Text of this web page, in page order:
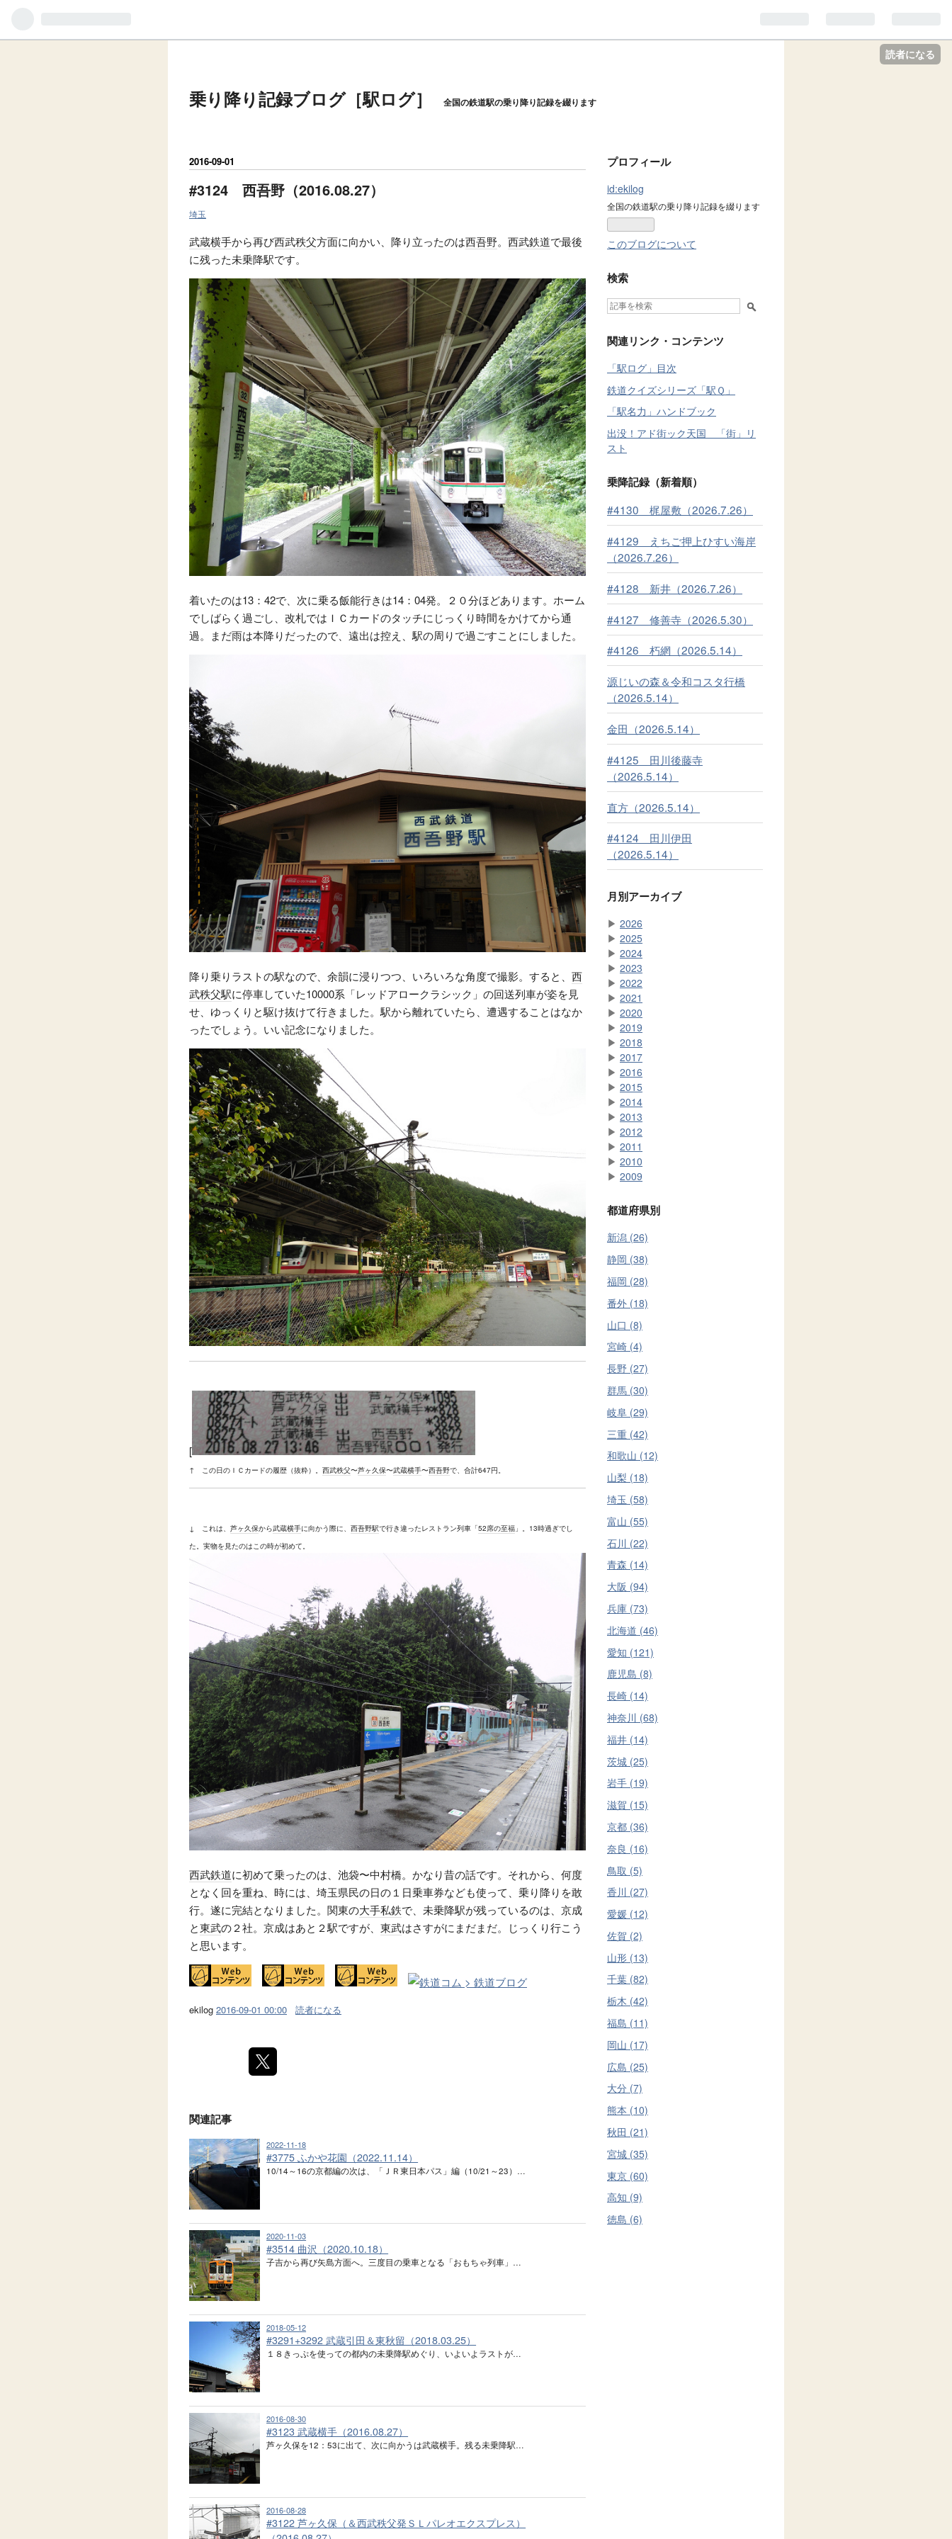
読者になる
乗り降り記録ブログ［駅ログ］ 全国の鉄道駅の乗り降り記録を綴ります
2016-09-01
#3124 西吾野（2016.08.27）
埼玉
武蔵横手から再び西武秩父方面に向かい、降り立ったのは西吾野。 西武鉄道で最後
に残った未乗降駅です。
着いたのは13：42で、次に乗る飯能行きは14：04発。２０分ほどあります。ホーム
でしばらく過ごし、改札ではＩＣカードのタッチにじっくり時間をかけてから通
過。まだ雨は本降りだったので、遠出は控え、駅の周りで過ごすことにしました。
降り乗りラストの駅なので、余韻に浸りつつ、いろいろな角度で撮影。すると、 西
武秩父駅に停車していた10000系「レッドアロークラシック」の回送列車が姿を見
せ、ゆっくりと駆け抜けて行きました。駅から離れていたら、遭遇することはなか
ったでしょう。いい記念になりました。
[
↑ この日のＩＣカードの履歴（抜粋）。 西武秩父〜芦ヶ久保〜武蔵横手〜西吾野で、合計647円。
↓ これは、 芦ヶ久保から武蔵横手に向かう際に、 西吾野駅で行き違ったレストラン列車「52席の至福 」。13時過ぎでし
た。実物を見たのはこの時が初めて。
西武鉄道に初めて乗ったのは、池袋〜中村橋。かなり昔の話です。それから、何度
となく回を重ね、時には、埼玉県民の日の１日乗車券なども使って、乗り降りを敢
行。遂に完結となりました。関東の大手私鉄で、未乗降駅が残っているのは、京成
と東武の２社。京成はあと２駅ですが、 東武はさすがにまだまだ。じっくり行こう
と思います。
ekilog 2016-09-01 00:00 読者になる
関連記事
2022-11-18
#3775 ふかや花園（2022.11.14）
10/14～16の京都編の次は、「ＪＲ東日本パス」編（10/21～23）…
2020-11-03
#3514 曲沢（2020.10.18）
子吉から再び矢島方面へ。三度目の乗車となる「おもちゃ列車」…
2018-05-12
#3291+3292 武蔵引田＆東秋留（2018.03.25）
１８きっぷを使っての都内の未乗降駅めぐり、いよいよラストが…
2016-08-30
#3123 武蔵横手（2016.08.27）
芦ヶ久保を12：53に出て、次に向かうは武蔵横手。残る未乗降駅…
2016-08-28
#3122 芦ヶ久保（＆西武秩父発ＳＬパレオエクスプレス）
プロフィール
id:ekilog
全国の鉄道駅の乗り降り記録を綴ります
このブログについて
検索
関連リンク・コンテンツ
「駅ログ」目次
鉄道クイズシリーズ「駅Ｑ」
「駅名力」ハンドブック
出没！アド街ック天国 「街」リ
スト
乗降記録（新着順）
#4130 梶屋敷（2026.7.26）
#4129 えちご押上ひすい海岸
（2026.7.26）
#4128 新井（2026.7.26）
#4127 修善寺（2026.5.30）
#4126 朽網（2026.5.14）
源じいの森＆令和コスタ行橋
（2026.5.14）
金田（2026.5.14）
#4125 田川後藤寺
（2026.5.14）
直方（2026.5.14）
#4124 田川伊田
（2026.5.14）
月別アーカイブ
▶ 2026
▶ 2025
▶ 2024
▶ 2023
▶ 2022
▶ 2021
▶ 2020
▶ 2019
▶ 2018
▶ 2017
▶ 2016
▶ 2015
▶ 2014
▶ 2013
▶ 2012
▶ 2011
▶ 2010
▶ 2009
都道府県別
新潟 (26)
静岡 (38)
福岡 (28)
番外 (18)
山口 (8)
宮崎 (4)
長野 (27)
群馬 (30)
岐阜 (29)
三重 (42)
和歌山 (12)
山梨 (18)
埼玉 (58)
富山 (55)
石川 (22)
青森 (14)
大阪 (94)
兵庫 (73)
北海道 (46)
愛知 (121)
鹿児島 (8)
長崎 (14)
神奈川 (68)
福井 (14)
茨城 (25)
岩手 (19)
滋賀 (15)
京都 (36)
奈良 (16)
鳥取 (5)
香川 (27)
愛媛 (12)
佐賀 (2)
山形 (13)
千葉 (82)
栃木 (42)
福島 (11)
岡山 (17)
広島 (25)
大分 (7)
熊本 (10)
秋田 (21)
宮城 (35)
東京 (60)
高知 (9)
徳島 (6)